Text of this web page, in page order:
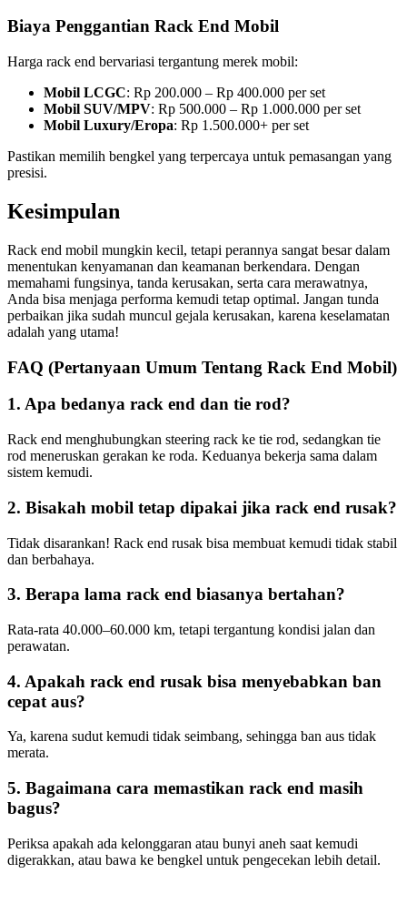
Biaya Penggantian Rack End Mobil
Harga rack end bervariasi tergantung merek mobil:
Mobil LCGC: Rp 200.000 – Rp 400.000 per set
Mobil SUV/MPV: Rp 500.000 – Rp 1.000.000 per set
Mobil Luxury/Eropa: Rp 1.500.000+ per set
Pastikan memilih bengkel yang terpercaya untuk pemasangan yang
presisi.
Kesimpulan
Rack end mobil mungkin kecil, tetapi perannya sangat besar dalam
menentukan kenyamanan dan keamanan berkendara. Dengan
memahami fungsinya, tanda kerusakan, serta cara merawatnya,
Anda bisa menjaga performa kemudi tetap optimal. Jangan tunda
perbaikan jika sudah muncul gejala kerusakan, karena keselamatan
adalah yang utama!
FAQ (Pertanyaan Umum Tentang Rack End Mobil)
1. Apa bedanya rack end dan tie rod?
Rack end menghubungkan steering rack ke tie rod, sedangkan tie
rod meneruskan gerakan ke roda. Keduanya bekerja sama dalam
sistem kemudi.
2. Bisakah mobil tetap dipakai jika rack end rusak?
Tidak disarankan! Rack end rusak bisa membuat kemudi tidak stabil
dan berbahaya.
3. Berapa lama rack end biasanya bertahan?
Rata-rata 40.000–60.000 km, tetapi tergantung kondisi jalan dan
perawatan.
4. Apakah rack end rusak bisa menyebabkan ban
cepat aus?
Ya, karena sudut kemudi tidak seimbang, sehingga ban aus tidak
merata.
5. Bagaimana cara memastikan rack end masih
bagus?
Periksa apakah ada kelonggaran atau bunyi aneh saat kemudi
digerakkan, atau bawa ke bengkel untuk pengecekan lebih detail.